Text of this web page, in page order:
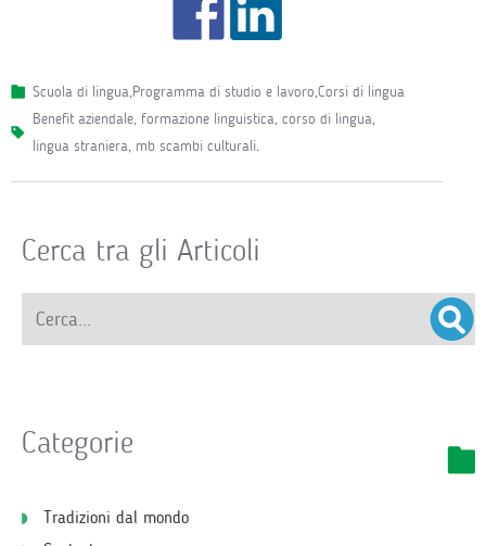
Scuola di lingua,Programma di studio e lavoro,Corsi di lingua
benefit aziendale, formazione linguistica, corso di lingua,
lingua straniera, mb scambi culturali.
Cerca tra gli Articoli
Categorie
Tradizioni dal mondo